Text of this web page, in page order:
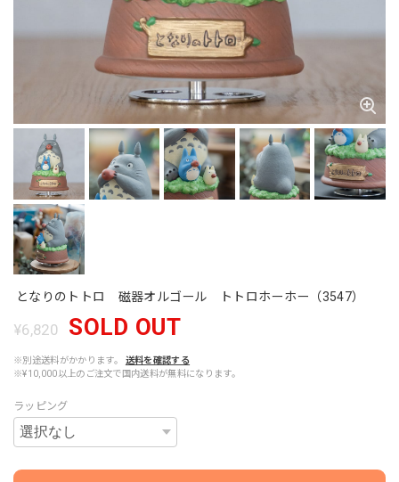
となりのトトロ 磁器オルゴール トトロホーホー（3547）
¥6,820 SOLD OUT
※別途送料がかかります。
送料を確認する
※¥10,000以上のご注文で国内送料が無料になります。
ラッピング